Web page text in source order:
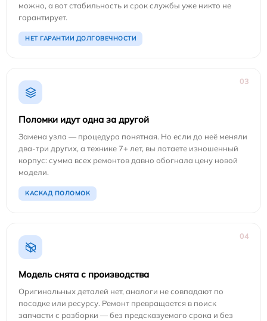
можно, а вот стабильность и срок службы уже никто не
гарантирует.
НЕТ ГАРАНТИИ ДОЛГОВЕЧНОСТИ
03
Поломки идут одна за другой
Замена узла — процедура понятная. Но если до неё меняли
два-три других, а технике 7+ лет, вы латаете изношенный
корпус: сумма всех ремонтов давно обогнала цену новой
модели.
КАСКАД ПОЛОМОК
04
Модель снята с производства
Оригинальных деталей нет, аналоги не совпадают по
посадке или ресурсу. Ремонт превращается в поиск
запчасти с разборки — без предсказуемого срока и без